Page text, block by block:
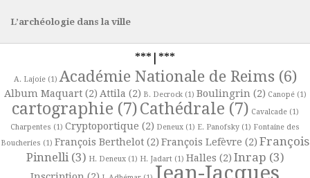
L’archéologie dans la ville
***|***
A. Lajoie(1) Académie Nationale de Reims (6)
Album Maquart(2) Attila (2) B. Decrock(1) Boulingrin(2) Canopé(1)
cartographie (7)Cathédrale (7) Cavalcade(1)
Charpentes (1) Cryptoportique (2) Deneux (1) E. Panofsky (1) Fontaine des
Boucheries (1) François Berthelot (2) François Lefèvre (2) François
Pinnelli(3) H. Deneux(1) H. Jadart(1) Halles (2) Inrap (3)